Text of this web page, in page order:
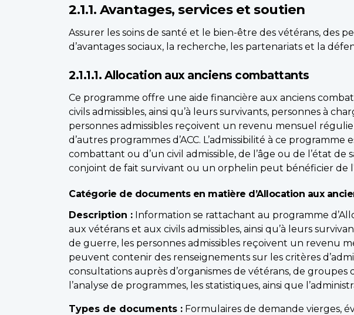
2.1.1. Avantages, services et soutien
Assurer les soins de santé et le bien-être des vétérans, des
d’avantages sociaux, la recherche, les partenariats et la
2.1.1.1. Allocation aux anciens combattants
Ce programme offre une aide financière aux anciens
civils admissibles, ainsi qu’à leurs survivants, personnes à
personnes admissibles reçoivent un revenu mensuel
d’autres programmes d’ACC. L’admissibilité à ce
combattant ou d’un civil admissible, de l’âge ou de l’état
conjoint de fait survivant ou un orphelin peut bénéficier de
Catégorie de documents en matière d’Allocation aux
Description : Information se rattachant au programme
aux vétérans et aux civils admissibles, ainsi qu’à leurs
de guerre, les personnes admissibles reçoivent un revenu
peuvent contenir des renseignements sur les critères
consultations auprès d’organismes de vétérans, de
l’analyse de programmes, les statistiques, ainsi que
Types de documents : Formulaires de demande vierges,